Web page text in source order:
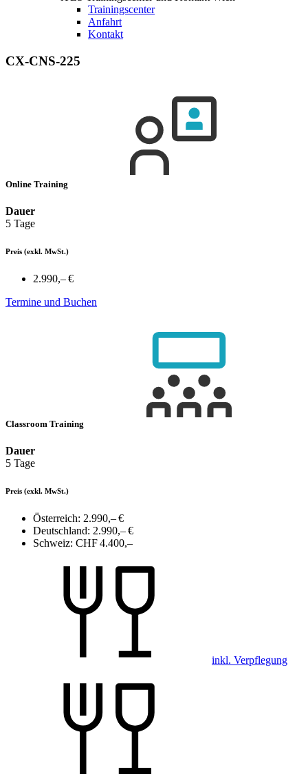
Trainingscenter
Anfahrt
Kontakt
CX-CNS-225
Online Training
Dauer
5 Tage
Preis (exkl. MwSt.)
2.990,– €
Termine und Buchen
Classroom Training
Dauer
5 Tage
Preis (exkl. MwSt.)
Österreich: 2.990,– €
Deutschland: 2.990,– €
Schweiz: CHF 4.400,–
inkl. Verpflegung